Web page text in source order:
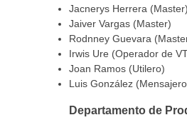
Jacnerys Herrera (Master)
Jaiver Vargas (Master)
Rodnney Guevara
Irwis Ure (Operador de
Joan Ramos (Utilero)
Luis González
Departamento de